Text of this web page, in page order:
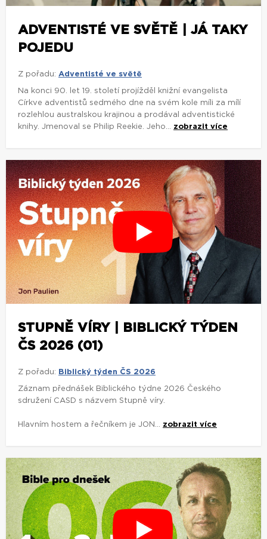
ADVENTISTÉ VE SVĚTĚ | JÁ TAKY
POJEDU
Z pořadu: Adventisté ve světě
Na konci 90. let 19. století projížděl knižní evangelista
Církve adventistů sedmého dne na svém kole míli za mílí
rozlehlou australskou krajinou a prodával adventistické
knihy. Jmenoval se Philip Reekie. Jeho... zobrazit více
STUPNĚ VÍRY | BIBLICKÝ TÝDEN
ČS 2026 (01)
Z pořadu: Biblický týden ČS 2026
Záznam přednášek Biblického týdne 2026 Českého
sdružení CASD s názvem Stupně víry.
Hlavním hostem a řečníkem je JON... zobrazit více